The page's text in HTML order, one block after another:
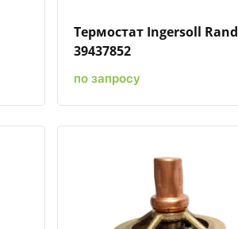
Термостат Ingersoll Rand
39437852
по запросу